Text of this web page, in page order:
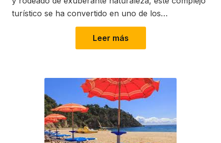
turístico se ha convertido en uno de los…
Leer más